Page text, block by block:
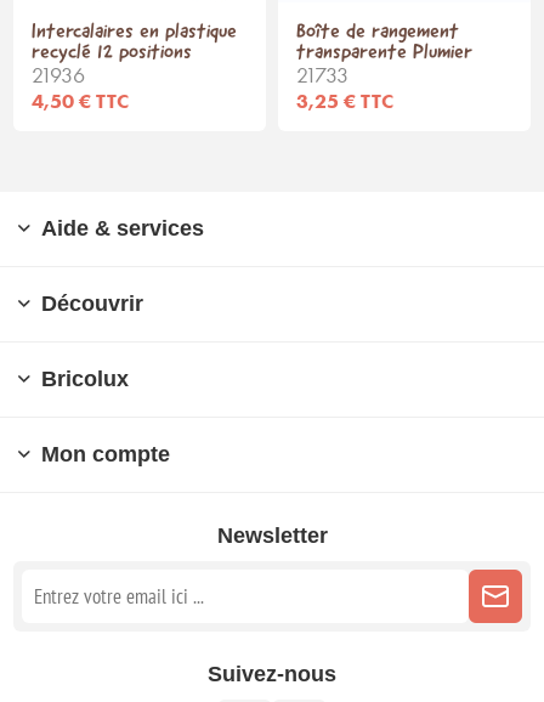
Intercalaires en plastique
recyclé 12 positions
21936
4,50 € TTC
Boîte de rangement
transparente Plumier
21733
3,25 € TTC
Aide & services
Découvrir
Bricolux
Mon compte
Newsletter
Suivez-nous